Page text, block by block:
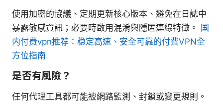
使用加密的協議、定期更新核心版本、避免在日誌中
暴露敏感資訊；必要時啟用混淆與隱匿連線特徵。
国
内付费vpn推荐：稳定高速、安全可靠的付費VPN全
方位指南
是否有風險？
任何代理工具都可能被網路監測、封鎖或變更規則。